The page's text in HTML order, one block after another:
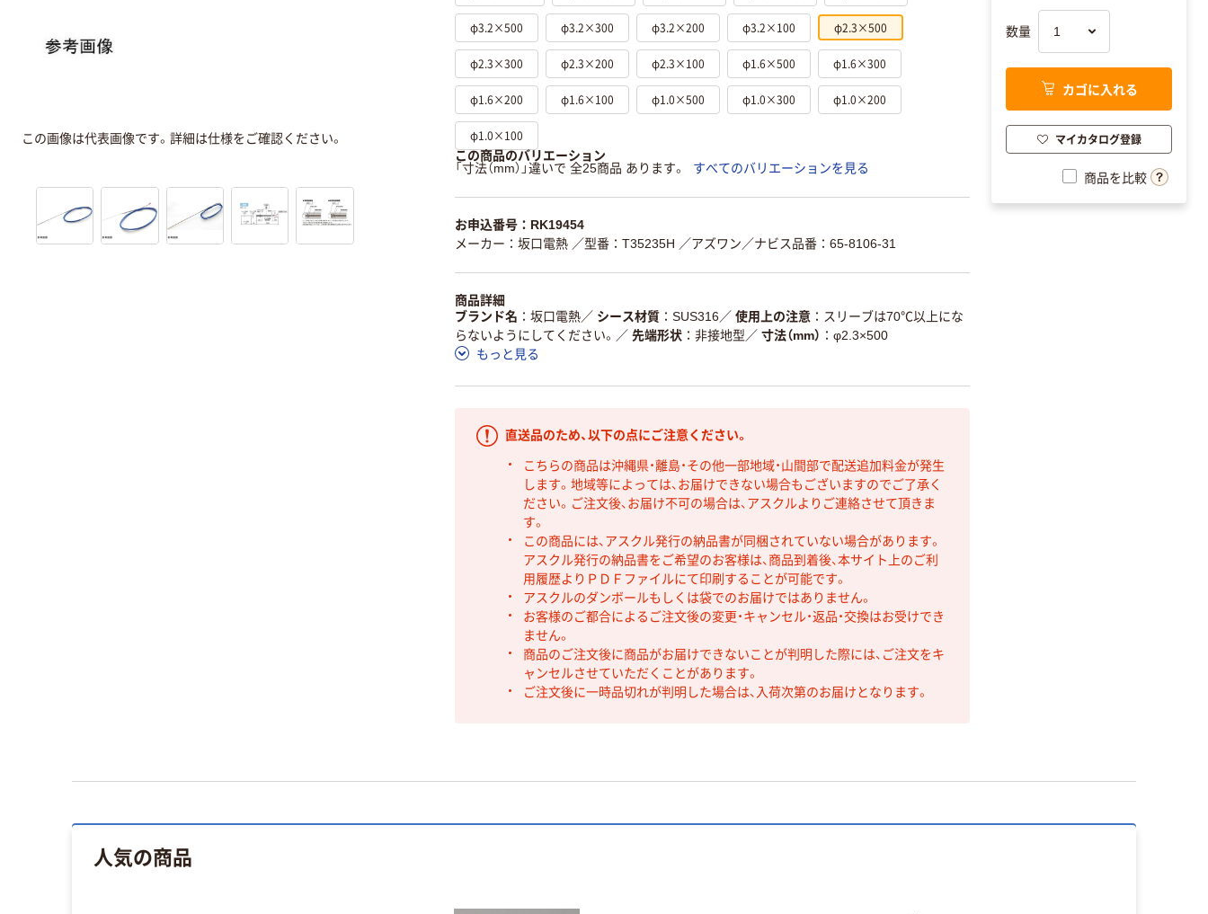
φ3.2×500 φ3.2×300 φ3.2×200 φ3.2×100 φ2.3×500
φ2.3×300 φ2.3×200 φ2.3×100 φ1.6×500 φ1.6×300
φ1.6×200 φ1.6×100 φ1.0×500 φ1.0×300 φ1.0×200
φ1.0×100
この商品のバリエーション
「寸法（mm）」違いで 全25商品 あります。
すべてのバリエーションを見る
お申込番号：RK19454
メーカー：坂口電熱 ／型番：T35235H ／アズワン／ナビス品番：65-8106-31
商品詳細
ブランド名
坂口電熱／ シース材質 SUS316／ 使用上の注意
スリーブは70℃以上にな
らないようにしてください。 ／ 先端形状 非接地型 ／ 寸法（mm）
φ2.3×500
もっと見る
直送品のため、以下の点にご注意ください。
こちらの商品は沖縄県・離島・その他一部地域・山間部で配送追加料金が発生
します。地域等によっては、お届けできない場合もございますのでご了承く
ださい。ご注文後、お届け不可の場合は、アスクルよりご連絡させて頂きま
す。
この商品には、アスクル発行の納品書が同梱されていない場合があります。
アスクル発行の納品書をご希望のお客様は、商品到着後、本サイト上のご利
用履歴よりＰＤＦファイルにて印刷することが可能です。
アスクルのダンボールもしくは袋でのお届けではありません。
お客様のご都合によるご注文後の変更・キャンセル・返品・交換はお受けでき
ません。
商品のご注文後に商品がお届けできないことが判明した際には、ご注文をキ
ャンセルさせていただくことがあります。
ご注文後に一時品切れが判明した場合は、入荷次第のお届けとなります。
この画像は代表画像です。詳細は仕様をご確認ください。
数量
カゴに入れる
マイカタログ登録
商品を比較
人気の商品